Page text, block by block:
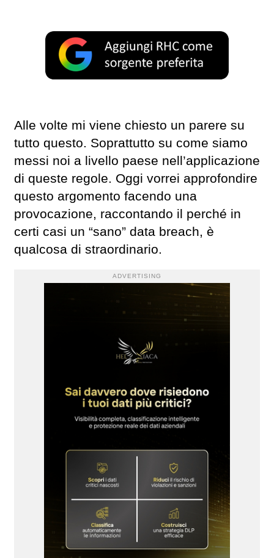
Alle volte mi viene chiesto un parere su
tutto questo. Soprattutto su come siamo
messi noi a livello paese nell’applicazione
di queste regole. Oggi vorrei approfondire
questo argomento facendo una
provocazione, raccontando il perché in
certi casi un “sano” data breach, è
qualcosa di straordinario.
ADVERTISING